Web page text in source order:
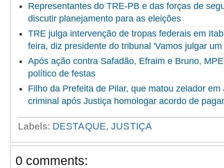
Representantes do TRE-PB e das forças de
discutir planejamento para as eleições
TRE julga intervenção de tropas federais em
feira, diz presidente do tribunal 'Vamos julgar um
Após ação contra Safadão, Efraim e Bruno,
político de festas
Filho da Prefeita de Pilar, que matou zelador em
criminal após Justiça homologar acordo de
Labels: DESTAQUE,JUSTIÇA
0 comments: